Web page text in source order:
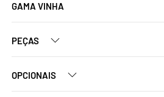
GAMA VINHA
PEÇAS
OPCIONAIS